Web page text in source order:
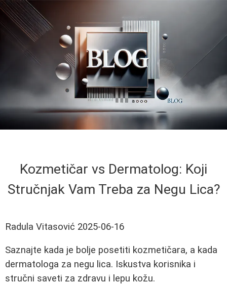
Kozmetičar vs Dermatolog: Koji
Stručnjak Vam Treba za Negu Lica?
Radula Vitasović 2025-06-16
Saznajte kada je bolje posetiti kozmetičara, a kada
dermatologa za negu lica. Iskustva korisnika i
stručni saveti za zdravu i lepu kožu.